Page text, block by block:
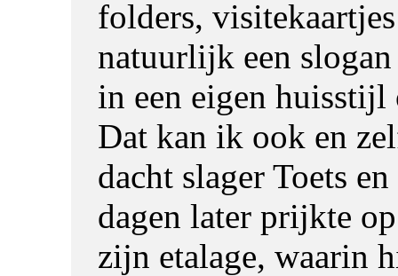
folders,
natuurlijk een
in een eigen huisstijl
Dat kan ik ook en
dacht slager Toets
dagen later prijkte
zijn etalage, waarin